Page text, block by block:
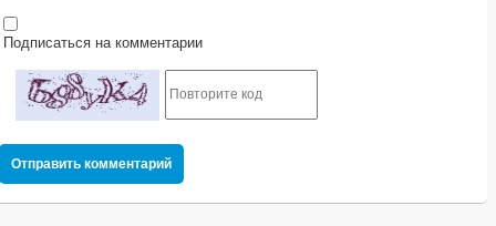
на комментарии
Отправить комментарий